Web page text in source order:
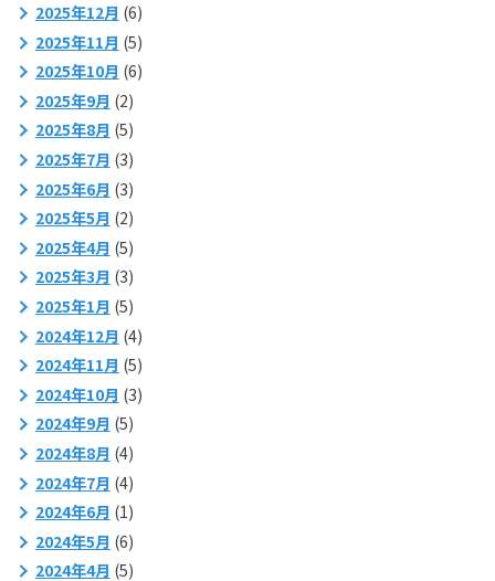
2025年12月 (6)
2025年11月 (5)
2025年10月 (6)
2025年9月 (2)
2025年8月 (5)
2025年7月 (3)
2025年6月 (3)
2025年5月 (2)
2025年4月 (5)
2025年3月 (3)
2025年1月 (5)
2024年12月 (4)
2024年11月 (5)
2024年10月 (3)
2024年9月 (5)
2024年8月 (4)
2024年7月 (4)
2024年6月 (1)
2024年5月 (6)
2024年4月 (5)